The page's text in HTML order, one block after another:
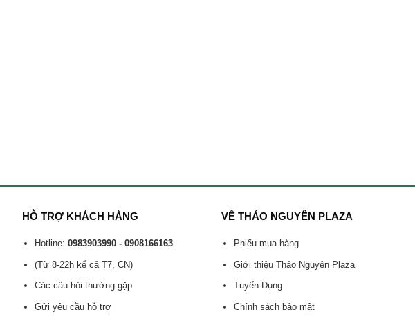
HỖ TRỢ KHÁCH HÀNG
Hotline: 0983903990 - 0908166163
(Từ 8-22h kể cả T7, CN)
Các câu hỏi thường gặp
Gửi yêu cầu hỗ trợ
VỀ THẢO NGUYÊN PLAZA
Phiếu mua hàng
Giới thiệu Thảo Nguyên Plaza
Tuyển Dụng
Chính sách bảo mật